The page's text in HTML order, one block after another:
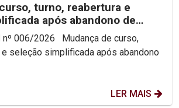
turno, reabertura e
após abandono de
Mudança de curso,
e seleção simplificada após abandono
LER MAIS